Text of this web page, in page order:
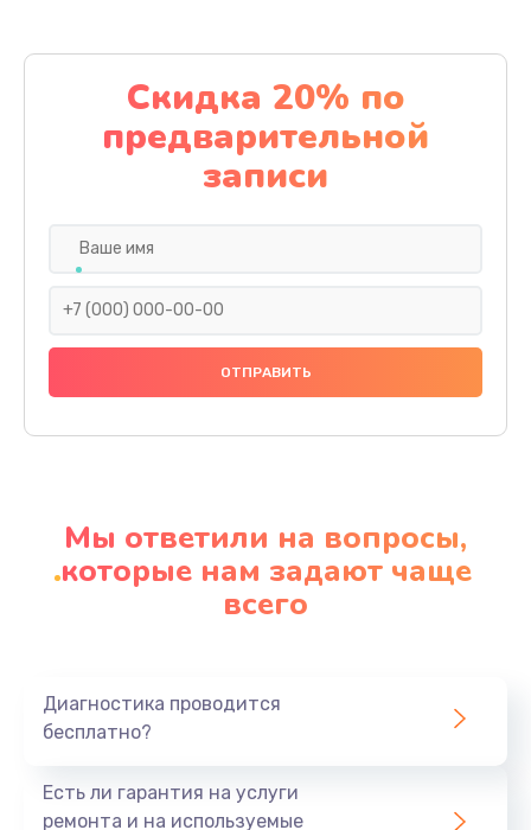
Замена материнской платы
1100 руб.
Заказать
Замена праймера
1000 руб.
Заказать
Профилактическая чистка
Заказать
Скидка 20% по
предварительной
записи
Мы ответили на вопросы,
которые нам задают чаще
всего
Диагностика проводится
бесплатно?
Есть ли гарантия на услуги
ремонта и на используемые